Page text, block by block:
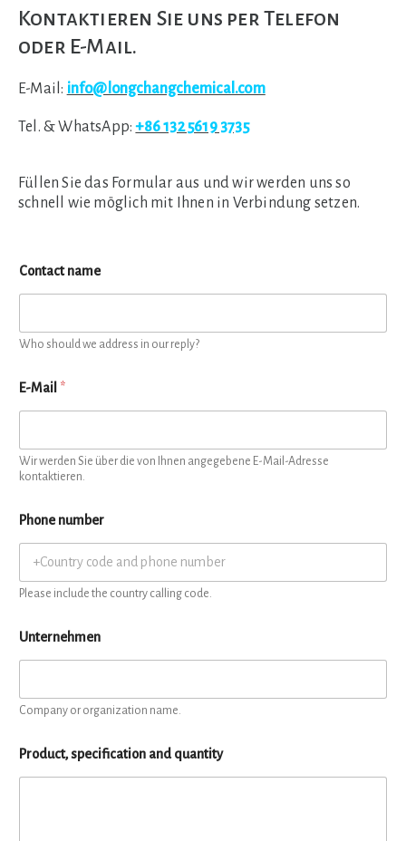
Kontaktieren Sie uns per Telefon
oder E-Mail.
E-Mail: info@longchangchemical.com
Tel. & WhatsApp:+86 132 5619 3735
Füllen Sie das Formular aus und wir werden uns so
schnell wie möglich mit Ihnen in Verbindung setzen.
Contact name
Who should we address in our reply?
E-Mail *
Wir werden Sie über die von Ihnen angegebene E-Mail-Adresse
kontaktieren.
Phone number
Please include the country calling code.
Unternehmen
Company or organization name.
Product, specification and quantity